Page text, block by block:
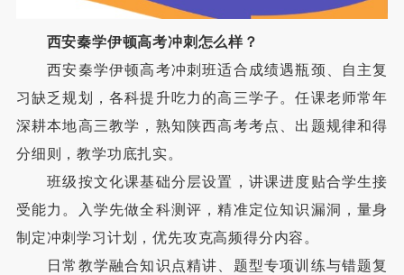
西安秦学伊顿高考冲刺怎么样？
西安秦学伊顿高考冲刺班适合成绩遇瓶颈、自主复
习缺乏规划，各科提升吃力的高三学子。任课老师常年
深耕本地高三教学，熟知陕西高考考点、出题规律和得
分细则，教学功底扎实。
班级按文化课基础分层设置，讲课进度贴合学生接
受能力。入学先做全科测评，精准定位知识漏洞，量身
制定冲刺学习计划，优先攻克高频得分内容。
日常教学融合知识点精讲、题型专项训练与错题复